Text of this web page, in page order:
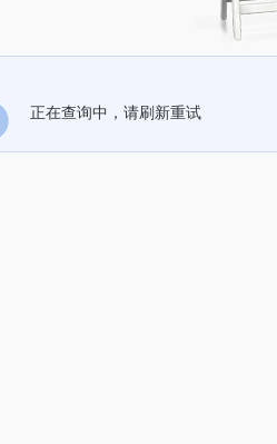
正在查询中，请刷新重试